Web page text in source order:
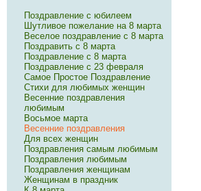
Поздравление с юбилеем
Шутливое пожелание на 8 марта
Веселое поздравление с 8 марта
Поздравить с 8 марта
Поздравление с 8 марта
Поздравление с 23 февраля
Самое Простое Поздравление
Стихи для любимых женщин
Весенние поздравления
любимым
Восьмое марта
Весенние поздравления
Для всех женщин
Поздравления самым любимым
Поздравления любимым
Поздравления женщинам
Женщинам в праздник